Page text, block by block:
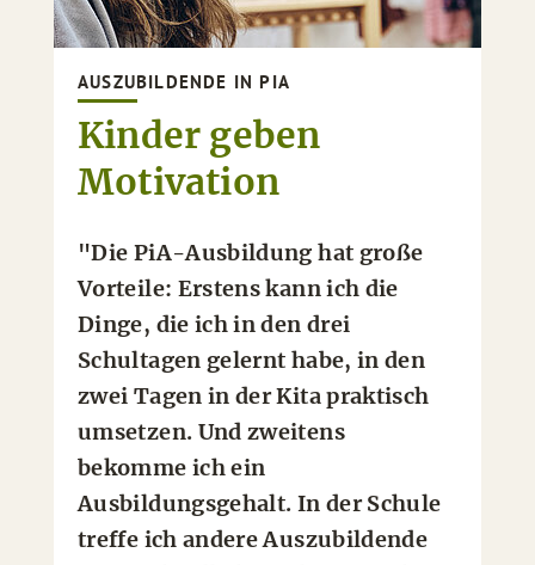
AUSZUBILDENDE IN PIA
Kinder geben
Motivation
"Die PiA-Ausbildung hat große
Vorteile: Erstens kann ich die
Dinge, die ich in den drei
Schultagen gelernt habe, in den
zwei Tagen in der Kita praktisch
umsetzen. Und zweitens
bekomme ich ein
Ausbildungsgehalt. In der Schule
treffe ich andere Auszubildende